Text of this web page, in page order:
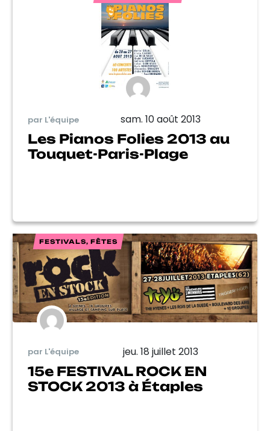
par L'équipe sam. 10 août 2013
Les Pianos Folies 2013 au
Touquet-Paris-Plage
FESTIVALS, FÊTES
par L'équipe jeu. 18 juillet 2013
15e FESTIVAL ROCK EN
STOCK 2013 à Étaples